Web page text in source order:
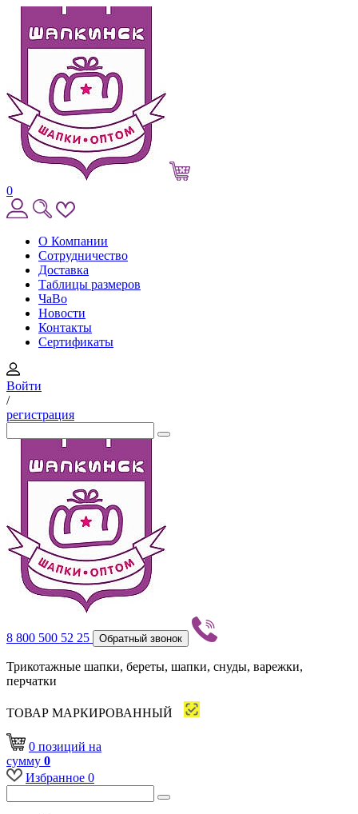
0
О Компании
Сотрудничество
Доставка
Таблицы размеров
ЧаВо
Новости
Контакты
Сертификаты
Войти
/
регистрация
8 800 500 52 25 Обратный звонок
Трикотажные шапки, береты, шапки, снуды, варежки,
перчатки
ТОВАР МАРКИРОВАННЫЙ
0 позиций на
сумму 0
Избранное 0